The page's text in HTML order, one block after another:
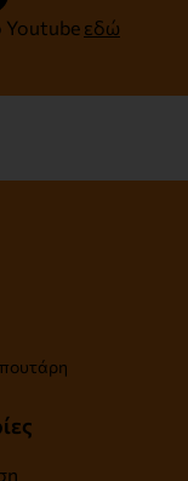
Youtube εδώ